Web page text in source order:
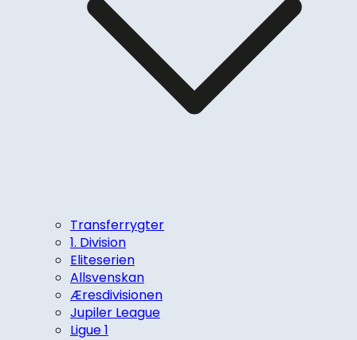
Transferrygter
1. Division
Eliteserien
Allsvenskan
Æresdivisionen
Jupiler League
Ligue 1